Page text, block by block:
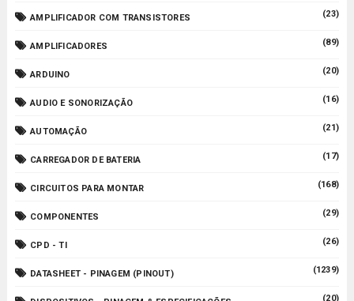
AMPLIFICADOR COM TRANSISTORES (23)
AMPLIFICADORES (89)
ARDUINO (20)
AUDIO E SONORIZAÇÃO (16)
AUTOMAÇÃO (21)
CARREGADOR DE BATERIA (17)
CIRCUITOS PARA MONTAR (168)
COMPONENTES (29)
CPD - TI (26)
DATASHEET - PINAGEM (PINOUT) (1239)
(20)